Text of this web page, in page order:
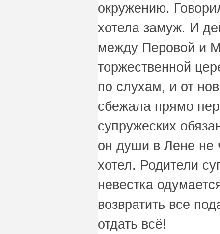
окружению.
хотела замуж. И
между Перовой и
торжественной
по слухам, и от
сбежала прямо
супружеских
он души в Лене не
хотел. Родители
невестка
возвратить все
отдать всё!